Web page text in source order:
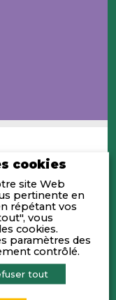
ayant
ETI
cookies
site Web
pertinente en
répétant vos
vous
cookies.
paramètres des
contrôlé.
tout